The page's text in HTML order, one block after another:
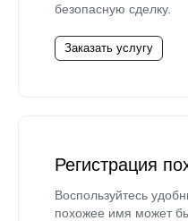
безопасную сделку.
Заказать услугу
Регистрация
Воспользуйтесь
похожее имя может